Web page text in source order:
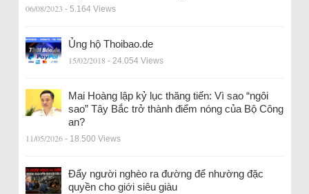
06/08/2023 - 5.164 Views
Ủng hộ Thoibao.de
15/02/2018 - 24.054 Views
Mai Hoàng lập kỷ lục thăng tiến: Vì sao “ngôi
sao” Tây Bắc trở thành điểm nóng của Bộ Công
an?
11/05/2026 - 18.500 Views
Đẩy người nghèo ra đường để nhường đặc
quyền cho giới siêu giàu